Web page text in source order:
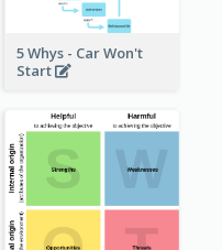
5 Whys - Car Won't
Start